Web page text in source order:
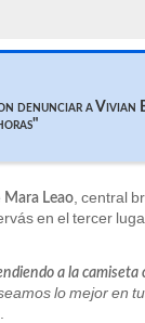
denunciar a Vivian
Mara Leao , central
en el tercer
a la
lo mejor en